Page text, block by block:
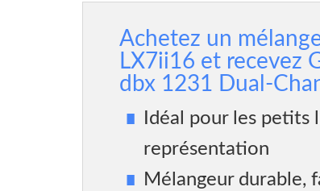
Achetez un
LX7ii16 et recevez
dbx 1231 Dual-
Idéal pour les petits
représentation
Mélangeur durable,